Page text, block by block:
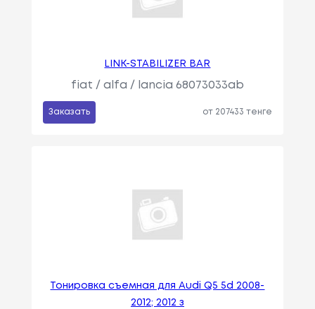
LINK-STABILIZER BAR
fiat / alfa / lancia 68073033ab
Заказать от 207433 тенге
Тонировка съемная для Audi Q5 5d 2008-
2012; 2012 з